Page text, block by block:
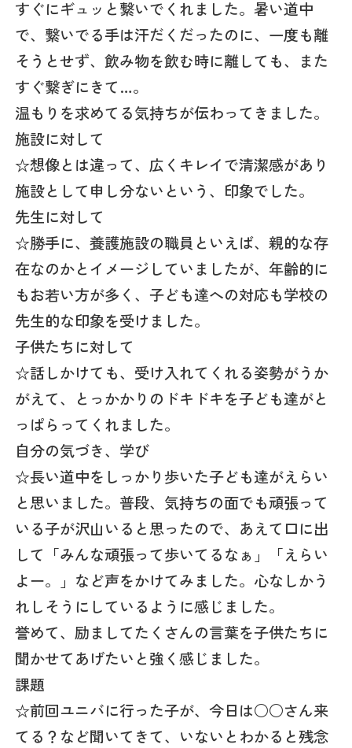
すぐにギュッと繋いでくれました。暑い道中
で、繋いでる手は汗だくだったのに、一度も離
そうとせず、飲み物を飲む時に離しても、また
すぐ繋ぎにきて…。
温もりを求めてる気持ちが伝わってきました。
施設に対して
☆想像とは違って、広くキレイで清潔感があり
施設として申し分ないという、印象でした。
先生に対して
☆勝手に、養護施設の職員といえば、親的な存
在なのかとイメージしていましたが、年齢的に
もお若い方が多く、子ども達への対応も学校の
先生的な印象を受けました。
子供たちに対して
☆話しかけても、受け入れてくれる姿勢がうか
がえて、とっかかりのドキドキを子ども達がと
っぱらってくれました。
自分の気づき、学び
☆長い道中をしっかり歩いた子ども達がえらい
と思いました。普段、気持ちの面でも頑張って
いる子が沢山いると思ったので、あえて口に出
して「みんな頑張って歩いてるなぁ」「えらい
よー。」など声をかけてみました。心なしかう
れしそうにしているように感じました。
誉めて、励ましてたくさんの言葉を子供たちに
聞かせてあげたいと強く感じました。
課題
☆前回ユニバに行った子が、今日は○○さん来
てる？など聞いてきて、いないとわかると残念